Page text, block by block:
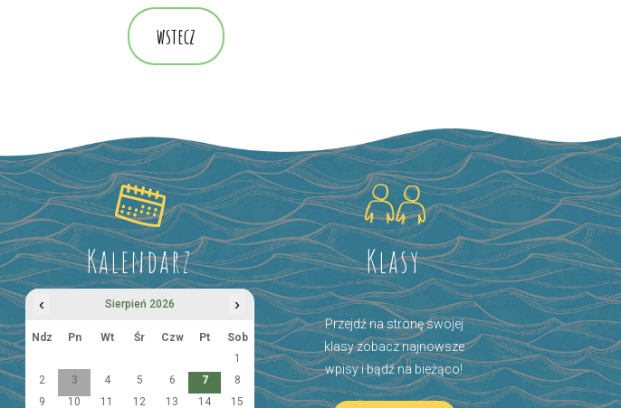
wstecz
Kalendarz
‹ Sierpień 2026 ›
Ndz Pn Wt Śr Czw Pt
Sob
1
2
3 4 5 6 7
8
9
10 11 12 13 14 15
Klasy
Przejdź na stronę swojej
klasy zobacz najnowsze
wpisy i bądź na bieżąco!